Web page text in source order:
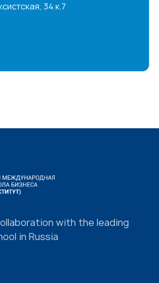
34 к.7
with the leading
in Russia